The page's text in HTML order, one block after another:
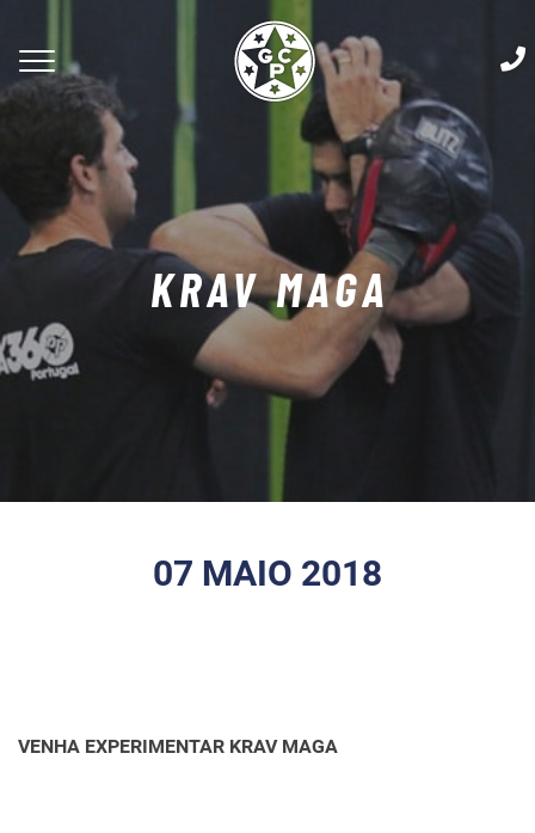
KRAV MAGA
07 MAIO 2018
VENHA EXPERIMENTAR KRAV MAGA